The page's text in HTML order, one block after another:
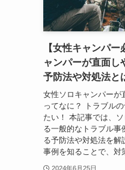
【女性キャンパ
ャンパーが直面し
予防法や対処法と
女性ソロキャンパーが
ってなに？ トラブル
たい！ 本記事では、
る一般的なトラブル事
る予防法や対処法を解
事例を知ることで、対
2024年6月25日